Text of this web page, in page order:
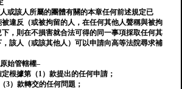
或該人所屬的團體有關的本章任何前述規定已
違反（或被拘留的人，在任何其他人聲稱與被拘
，則在不損害就合法可得的同一事項採取任何其
該人（或該其他人）可以申請向高等法院尋求補
始管轄權–
根據第（1）款提出的任何申請；
3）款轉交的任何問題；